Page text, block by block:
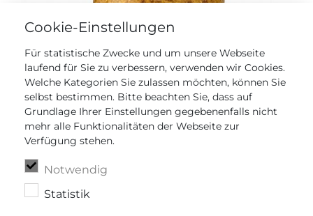
Cookie-Einstellungen
Für statistische Zwecke und um unsere Webseite
laufend für Sie zu verbessern, verwenden wir Cookies.
Welche Kategorien Sie zulassen möchten, können Sie
selbst bestimmen. Bitte beachten Sie, dass auf
Grundlage Ihrer Einstellungen gegebenenfalls nicht
mehr alle Funktionalitäten der Webseite zur
Verfügung stehen.
Notwendig
Statistik